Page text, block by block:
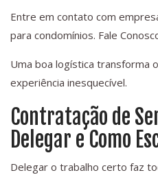
Entre em contato com
para condomínios. Fale
Uma boa logística transforma
experiência inesquecível.
Contratação de
Delegar e Como
Delegar o trabalho certo faz